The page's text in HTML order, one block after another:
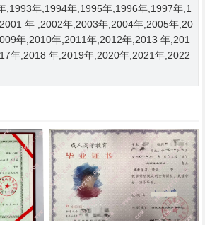
,1993年,1994年,1995年,1996年,1997年,1
年 ,2002年,2003年,2004年,2005年,20
年,2010年,2011年,2012年,2013 年,201
年,2018 年,2019年,2020年,2021年,2022